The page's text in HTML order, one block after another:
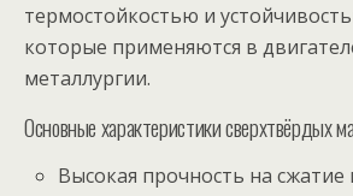
термостойкостью и
которые применяются в
металлургии.
Основные характеристики сверхтвёрдых
Высокая прочность на сжатие